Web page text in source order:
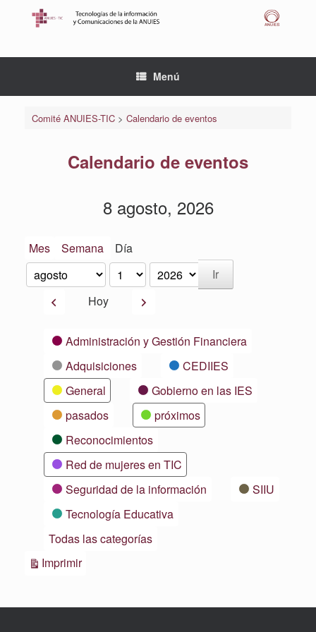
Menú
Comité ANUIES-TIC> Calendario de eventos
Calendario de eventos
8 agosto, 2026
Mes Semana Día
Mes
Día
Año
AnteriorHoy Siguiente
CategoríasAdministración y Gestión Financiera
Adquisiciones
CEDIIES
General
Gobierno en las IES
pasados
próximos
Reconocimientos
Red de mujeres en TIC
Seguridad de la información
SIIU
Tecnología Educativa
Todas las categorías
ImprimirVistas